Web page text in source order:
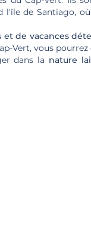
l'île de Santiago,
et de vacances
Vert, vous
dans la nature